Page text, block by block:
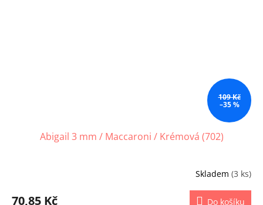
109 Kč
–35 %
Abigail 3 mm / Maccaroni / Krémová (702)
Skladem (3 ks)
70,85 Kč Do košíku